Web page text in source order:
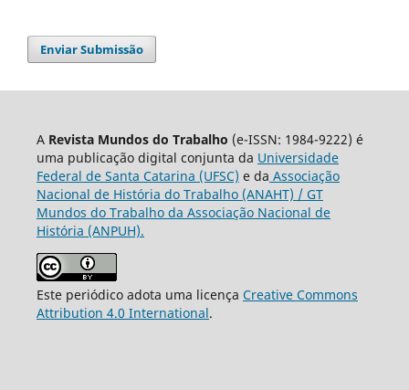
Enviar Submissão
A Revista Mundos do Trabalho (e-ISSN: 1984-9222) é
uma publicação digital conjunta da Universidade
Federal de Santa Catarina (UFSC) e da Associação
Nacional de História do Trabalho (ANAHT) / GT
Mundos do Trabalho da Associação Nacional de
História (ANPUH).
Este periódico adota uma licença Creative Commons
Attribution 4.0 International.